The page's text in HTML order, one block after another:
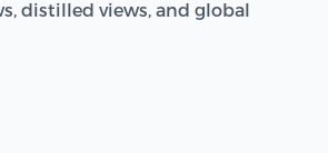
distilled views, and global